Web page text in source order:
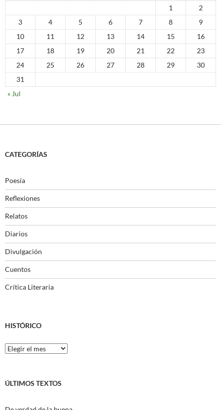
1
2
3
4 5 6 7 8
9
10
11 12 13 14 15
16
17
18 19 20 21 22
23
24
25 26 27 28 29
30
31
« Jul
CATEGORÍAS
Poesía
Reflexiones
Relatos
Diarios
Divulgación
Cuentos
Crítica Literaria
HISTÓRICO
Histórico
ÚLTIMOS TEXTOS